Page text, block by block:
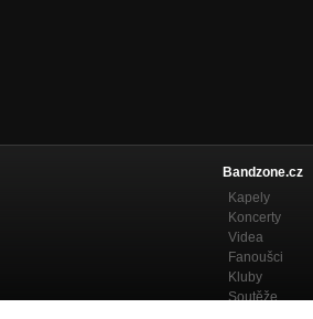
Bandzone.cz
Kapely
Koncerty
Videa
Fanoušci
Kluby
Soutěže